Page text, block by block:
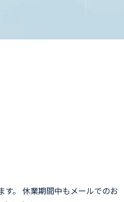
。 休業期間中もメールでのお